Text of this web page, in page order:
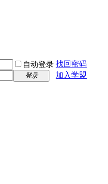
自动登录 找回密码
登录 加入学盟